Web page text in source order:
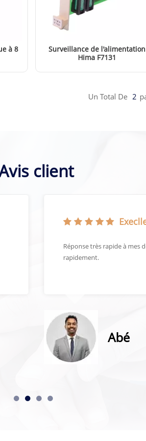
à 8
Surveillance de l'alimentation
Hima F7131
Un Total De 2
client
Réponse très rapide à mes
rapidement.
Abé